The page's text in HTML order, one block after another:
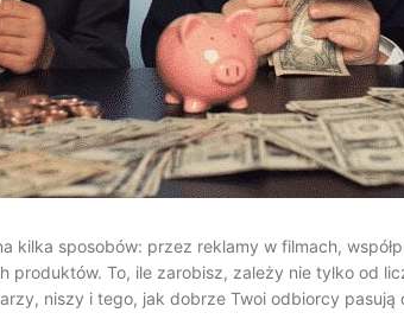
kilka sposobów: przez reklamy w filmach,
produktów. To, ile zarobisz, zależy nie tylko od
niszy i tego, jak dobrze Twoi odbiorcy pasują